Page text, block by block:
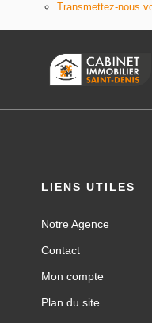
Transmettez-nous
LIENS UTILES
Notre Agence
Contact
Mon compte
Plan du site